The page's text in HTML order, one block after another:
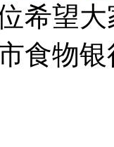
希望
食物